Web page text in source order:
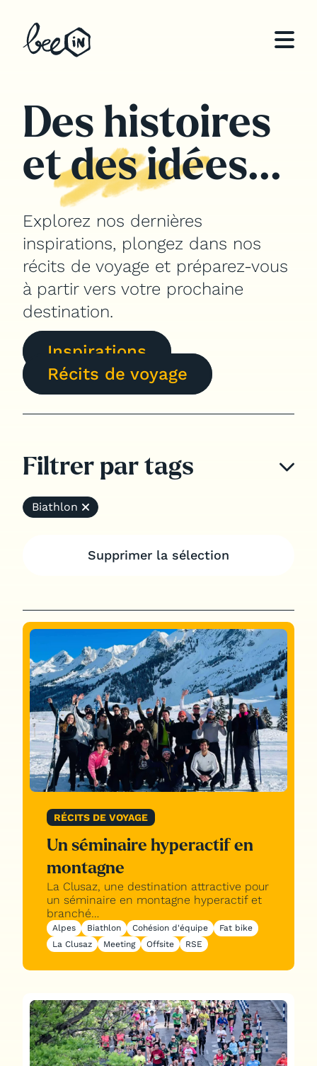
Notre expertise
Teams building sur mesure
Organisation de séminaires
d’entreprise
Organisation d’offsites & voyages
incentive
Inspirations
Notre application
Jobs
Des histoires
et des idées...
Explorez nos dernières
inspirations, plongez dans nos
récits de voyage et préparez-vous
à partir vers votre prochaine
destination.
Inspirations
Récits de voyage
Filtrer par tags
Biathlon
Supprimer la sélection
RÉCITS DE VOYAGE
Un séminaire hyperactif en
montagne
La Clusaz, une destination attractive pour
un séminaire en montagne hyperactif et
branché…
Alpes Biathlon Cohésion d'équipe
Fat bike
La Clusaz
Meeting Offsite RSE